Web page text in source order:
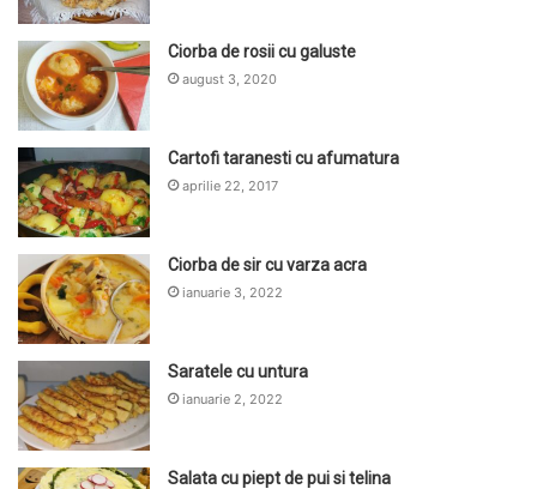
Ciorba de rosii cu galuste
august 3, 2020
Cartofi taranesti cu afumatura
aprilie 22, 2017
Ciorba de sir cu varza acra
ianuarie 3, 2022
Saratele cu untura
ianuarie 2, 2022
Salata cu piept de pui si telina